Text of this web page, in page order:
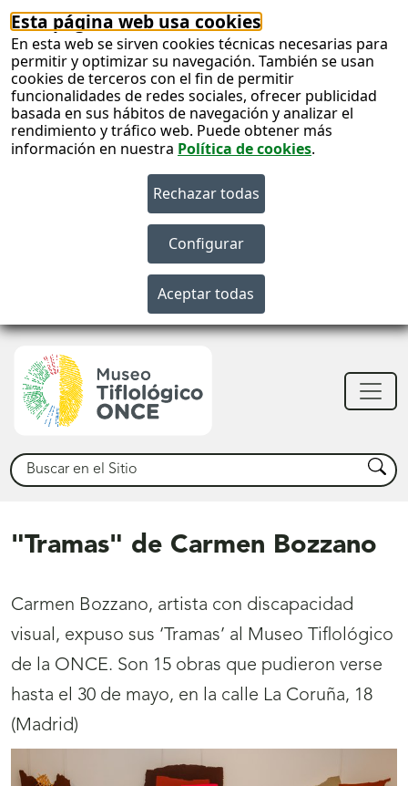
Esta página web usa cookies
En esta web se sirven cookies técnicas necesarias para
permitir y optimizar su navegación. También se usan
cookies de terceros con el fin de permitir
funcionalidades de redes sociales, ofrecer publicidad
basada en sus hábitos de navegación y analizar el
rendimiento y tráfico web. Puede obtener más
información en nuestra Política de cookies.
Buscar Buscar
"Tramas" de Carmen Bozzano
Carmen Bozzano, artista con discapacidad
visual, expuso sus ‘Tramas’ al Museo Tiflológico
de la ONCE. Son 15 obras que pudieron verse
hasta el 30 de mayo, en la calle La Coruña, 18
(Madrid)